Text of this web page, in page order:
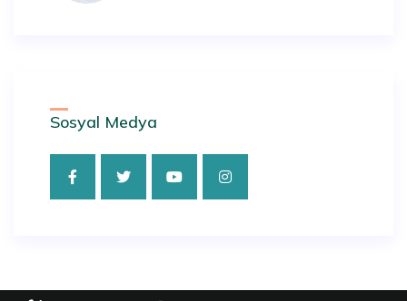
Sosyal Medya